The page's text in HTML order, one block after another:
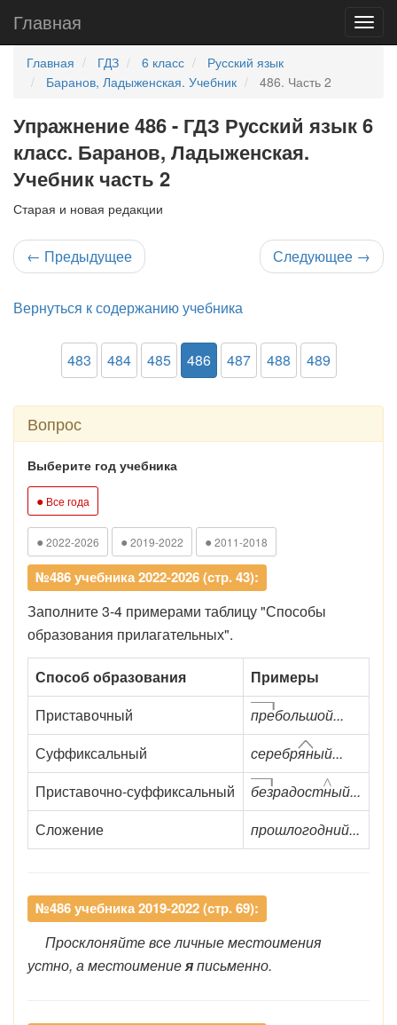
Главная
Главная ГДЗ 6 класс
Русский язык
Баранов, Ладыженская. Учебник
486. Часть 2
Упражнение 486 - ГДЗ Русский язык 6
класс. Баранов, Ладыженская.
Учебник часть 2
Старая и новая редакции
← Предыдущее Следующее →
Вернуться к содержанию учебника
483 484 485 486 487 488 489
Вопрос
Выберите год учебника
● Все года
● 2022-2026 ● 2019-2022 ● 2011-2018
№486 учебника 2022-2026 (стр. 43):
Заполните 3-4 примерами таблицу "Способы
образования прилагательных".
Способ образования
Примеры
Приставочный
пребольшой...
Суффиксальный
серебряный...
Приставочно-суффиксальный
безрадостный...
Сложение
прошлогодний...
№486 учебника 2019-2022 (стр. 69):
Просклоняйте все личные местоимения
устно, а местоимениеяписьменно.